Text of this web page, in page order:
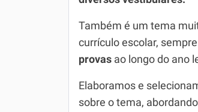
Simulador SiSU
Geografia
Física
Também é um tema
currículo escolar,
provas ao longo do ano
Elaboramos e
sobre o tema,